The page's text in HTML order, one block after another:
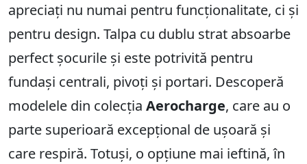
apreciați nu numai pentru funcționalitate, ci și
pentru design. Talpa cu dublu strat absoarbe
perfect șocurile și este potrivită pentru
fundași centrali, pivoți și portari. Descoperă
modelele din colecția Aerocharge, care au o
parte superioară excepțional de ușoară și
care respiră. Totuși, o opțiune mai ieftină, în